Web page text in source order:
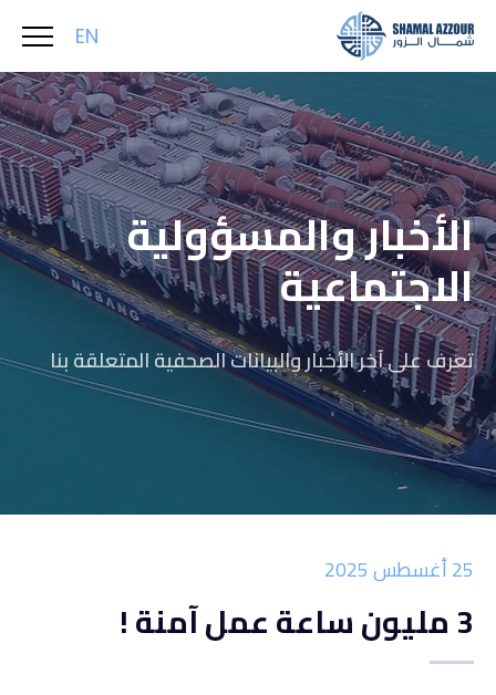
EN
الأخبار والمسؤولية
الاجتماعية
تعرف على آخر الأخبار والبيانات الصحفية المتعلقة بنا
25 أغسطس 2025
3 مليون ساعة عمل آمنة !